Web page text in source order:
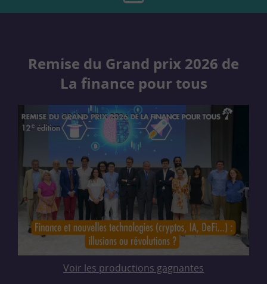
Remise du Grand prix 2026 de
La finance pour tous
Voir les productions gagnantes